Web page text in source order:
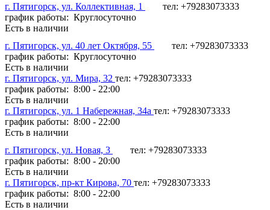
г. Пятигорск, ул. Коллективная, 1
тел: +79283073333
график работы: Круглосуточно
Есть в наличии
г. Пятигорск, ул. 40 лет Октября, 55
тел: +79283073333
график работы: Круглосуточно
Есть в наличии
г. Пятигорск, ул. Мира, 32 тел: +79283073333
график работы: 8:00 - 22:00
Есть в наличии
г. Пятигорск, ул. 1 Набережная, 34а тел: +79283073333
график работы: 8:00 - 22:00
Есть в наличии
г. Пятигорск, ул. Новая, 3
тел: +79283073333
график работы: 8:00 - 20:00
Есть в наличии
г. Пятигорск, пр-кт Кирова, 70 тел: +79283073333
график работы: 8:00 - 22:00
Есть в наличии